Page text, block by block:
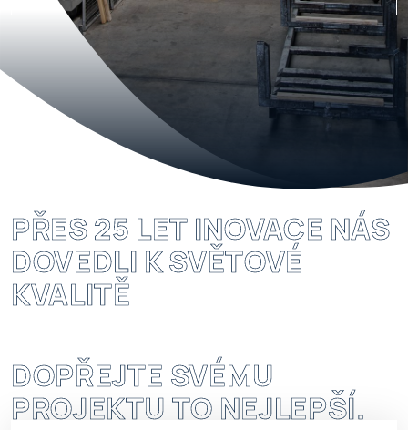
PŘES 25 LET INOVACE NÁS
DOVEDLI K SVĚTOVÉ
KVALITĚ
DOPŘEJTE SVÉMU
PROJEKTU TO NEJLEPŠÍ.